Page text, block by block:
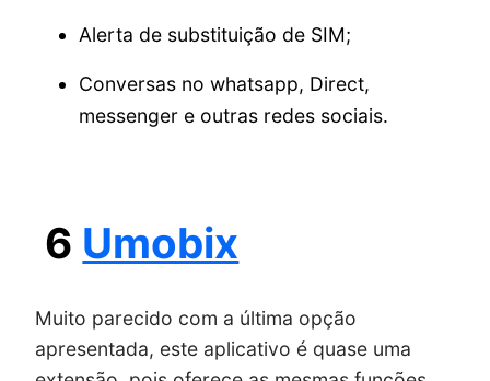
Alerta de substituição de SIM;
Conversas no whatsapp, Direct,
messenger e outras redes sociais.
6 Umobix
Muito parecido com a última opção
apresentada, este aplicativo é quase uma